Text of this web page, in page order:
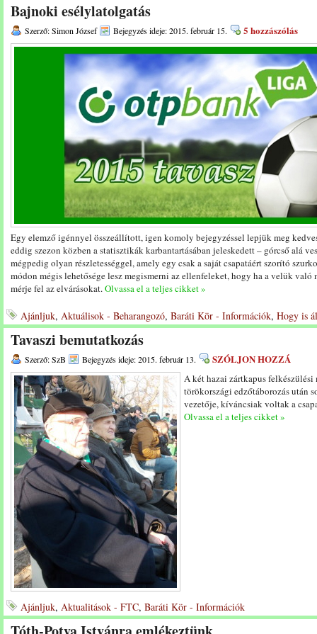
Bajnoki esélylatolgatás
Szerző: Simon József Bejegyzés ideje: 2015. február 15. 5 hozzászólás
Egy elemző igénnyel összeállított, igen komoly bejegyzéssel lepjük meg
eddig szezon közben a statisztikák karbantartásában jeleskedett – górcső alá
mégpedig olyan részletességgel, amely egy csak a saját csapatáért szorító
módon mégis lehetősége lesz megismerni az ellenfeleket, hogy ha a velük való
mérje fel az elvárásokat.Olvassa el a teljes cikket »
Ajánljuk, Aktuálisok - Beharangozó, Baráti Kör - Információk, Hogy is
Tavaszi bemutatkozás
Szerző: SzB Bejegyzés ideje: 2015. február 13. SZÓLJON HOZZÁ
A két hazai zártkapus felkészülési
törökországi edzőtáborozás után
vezetője, kíváncsiak voltak a
Olvassa el a teljes cikket »
Ajánljuk, Aktualitások - FTC, Baráti Kör - Információk